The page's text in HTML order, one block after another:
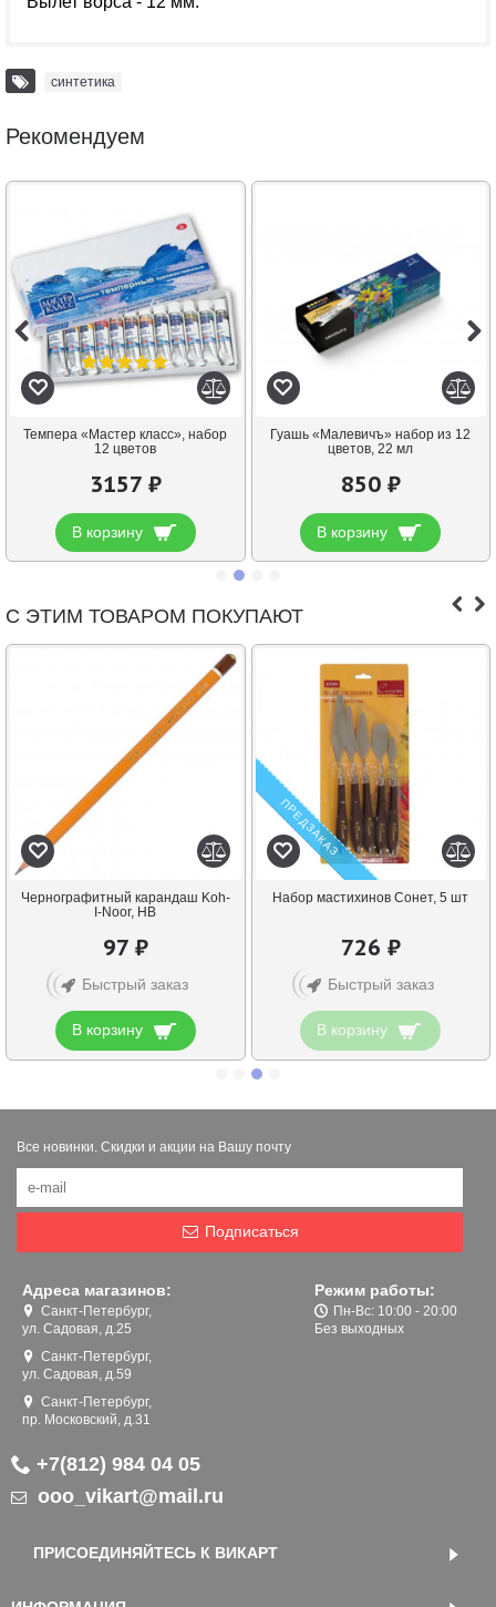
синтетика
Рекомендуем
Темпера «Мастер класс», набор
12 цветов
3157 ₽
В корзину
Гуашь «Малевичъ» набор из 12
цветов, 22 мл
850 ₽
В корзину
С ЭТИМ ТОВАРОМ ПОКУПАЮТ
Чернографитный карандаш Koh-
I-Noor, НВ
97 ₽
Быстрый заказ
В корзину
ПРЕДЗАКАЗ
Набор мастихинов Сонет, 5 шт
726 ₽
Быстрый заказ
В корзину
Все новинки. Скидки и акции на Вашу почту
Подписаться
Адреса магазинов:
Санкт-Петербург,
ул. Садовая, д.25
Санкт-Петербург,
ул. Садовая, д.59
Санкт-Петербург,
пр. Московский, д.31
Режим работы:
Пн-Вс: 10:00 - 20:00
Без выходных
+7(812) 984 04 05
ooo_vikart@mail.ru
ПРИСОЕДИНЯЙТЕСЬ К ВИКАРТ